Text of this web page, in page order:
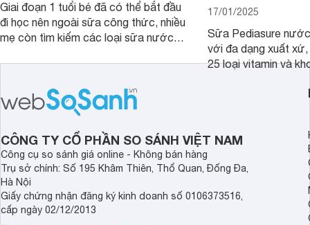
Giai đoạn 1 tuổi bé đã có thể bắt đầu
đi học nên ngoài sữa công thức, nhiều
mẹ còn tìm kiếm các loại sữa nước
trẻ. Dưới đây là 7 loại sữa nước phát
1 tuổi tốt mà mẹ bỉm nên lựa chọn.
17/01/2025
Sữa Pediasure
với đa dạng xuất
25 loại vitamin và
CÔNG TY CỔ PHẦN SO SÁNH VIỆT NAM
Công cụ so sánh giá online - Không bán hàng
Trụ sở chính: Số 195 Khâm Thiên, Thổ Quan, Đống Đa,
Hà Nội
Giấy chứng nhận đăng ký kinh doanh số 0106373516,
cấp ngày 02/12/2013